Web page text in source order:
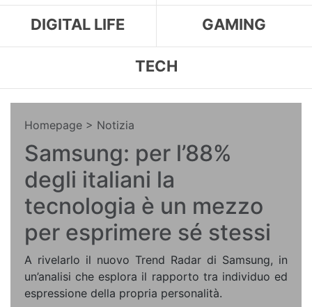
DIGITAL LIFE GAMING
TECH
Homepage > Notizia
Samsung: per l’88%
degli italiani la
tecnologia è un mezzo
per esprimere sé stessi
A rivelarlo il nuovo Trend Radar di Samsung, in
un’analisi che esplora il rapporto tra individuo ed
espressione della propria personalità.